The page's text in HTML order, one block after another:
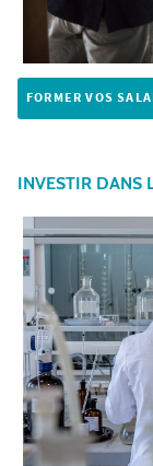
FORMER VOS
INVESTIR DANS